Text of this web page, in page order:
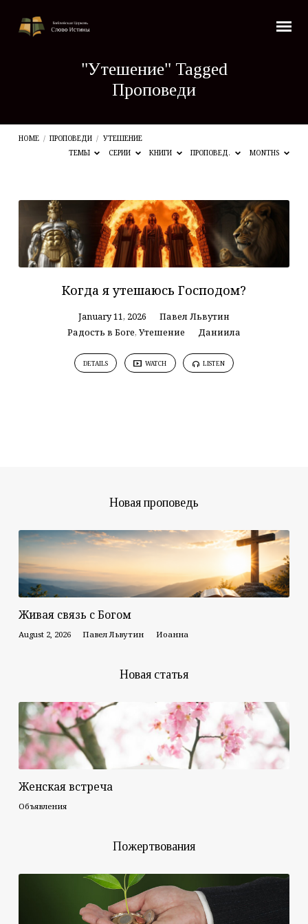
"Утешение" Tagged
Проповеди
HOME / ПРОПОВЕДИ / УТЕШЕНИЕ
ТЕМЫ
СЕРИИ КНИГИ ПРОПОВЕД. MONTHS
"Утешение"
Tagged
Проповеди
Когда я утешаюсь Господом?
January 11, 2026
Павел Львутин
Радость в Боге, Утешение Даниила
DETAILS WATCH LISTEN
Новая проповедь
Живая связь с Богом
August 2, 2026 Павел Львутин Иоанна
Новая статья
Женская встреча
Объявления
Пожертвования